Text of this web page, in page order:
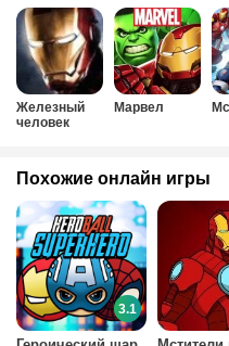
Железный
человек
Марвел
Похожие онлайн игры
3.1